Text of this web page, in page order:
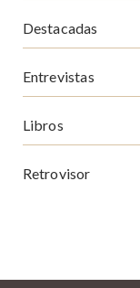
Destacadas
Entrevistas
Libros
Retrovisor